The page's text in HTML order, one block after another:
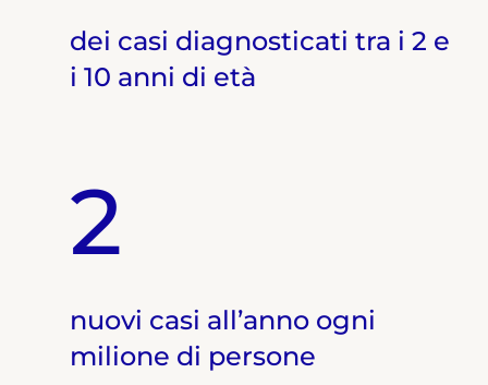
dei casi diagnosticati tra i 2 e
i 10 anni di età
2
nuovi casi all’anno ogni
milione di persone